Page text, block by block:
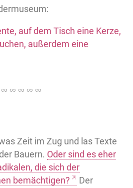
Zeit im Zug und las Texte
Bauern. Oder sind es eher
die sich der
bemächtigen?
Der